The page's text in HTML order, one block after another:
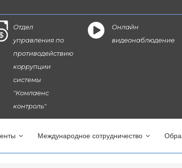
Отдел
управления по
противодействию
коррупции
системы
"Комлаенс
контроль"
Онлайн
видеонаблюдение
Международное сотрудничество